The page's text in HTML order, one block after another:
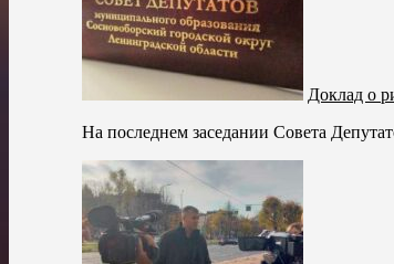
Доклад о
На последнем заседании Совета